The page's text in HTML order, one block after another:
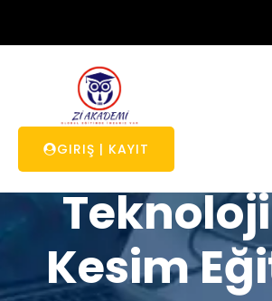
GIRIŞ | KAYIT
Moda
Kesim